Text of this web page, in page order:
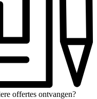
offertes ontvangen?